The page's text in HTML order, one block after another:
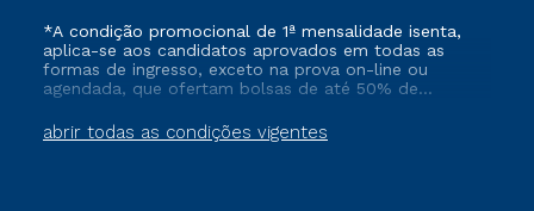
abrir todas as condições vigentes
*A condição promocional de 1ª mensalidade isenta,
aplica-se aos candidatos aprovados em todas as
formas de ingresso, exceto na prova on-line ou
agendada, que ofertam bolsas de até 50% de
que ainda não tenham efetivado e/ou não tenham
cancelado ou trancado sua matrícula em uma das